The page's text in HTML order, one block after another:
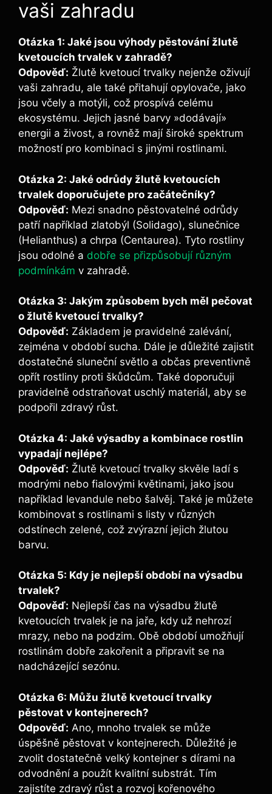
vaši zahradu
Otázka 1: Jaké jsou výhody pěstování žlutě
kvetoucích trvalek v zahradě?
Odpověď: Žlutě kvetoucí trvalky nejenže oživují
vaši zahradu, ale také přitahují opylovače, jako
jsou včely a motýli, což prospívá celému
ekosystému. Jejich jasné barvy »dodávají»
energii a živost, a rovněž mají široké spektrum
možností pro kombinaci s jinými rostlinami.
Otázka 2: Jaké odrůdy žlutě kvetoucích
trvalek doporučujete pro začátečníky?
Odpověď: Mezi snadno pěstovatelné odrůdy
patří například zlatobýl (Solidago), slunečnice
(Helianthus) a chrpa (Centaurea). Tyto rostliny
jsou odolné a dobře se přizpůsobují různým
podmínkám v zahradě.
Otázka 3: Jakým způsobem bych měl pečovat
o žlutě kvetoucí trvalky?
Odpověď: Základem je pravidelné zalévání,
zejména v období sucha. Dále je důležité zajistit
dostatečné sluneční světlo a občas preventivně
opřít rostliny proti škůdcům. Také doporučuji
pravidelně odstraňovat uschlý materiál, aby se
podpořil zdravý růst.
Otázka 4: Jaké výsadby a kombinace rostlin
vypadají nejlépe?
Odpověď: Žlutě kvetoucí trvalky skvěle ladí s
modrými nebo fialovými květinami, jako jsou
například levandule nebo šalvěj. Také je můžete
kombinovat s rostlinami s listy v různých
odstínech zelené, což zvýrazní jejich žlutou
barvu.
Otázka 5: Kdy je nejlepší období na výsadbu
trvalek?
Odpověď: Nejlepší čas na výsadbu žlutě
kvetoucích trvalek je na jaře, kdy už nehrozí
mrazy, nebo na podzim. Obě období umožňují
rostlinám dobře zakořenit a připravit se na
nadcházející sezónu.
Otázka 6: Můžu žlutě kvetoucí trvalky
pěstovat v kontejnerech?
Odpověď: Ano, mnoho trvalek se může
úspěšně pěstovat v kontejnerech. Důležité je
zvolit dostatečně velký kontejner s dírami na
odvodnění a použít kvalitní substrát. Tím
zajistíte zdravý růst a rozvoj kořenového